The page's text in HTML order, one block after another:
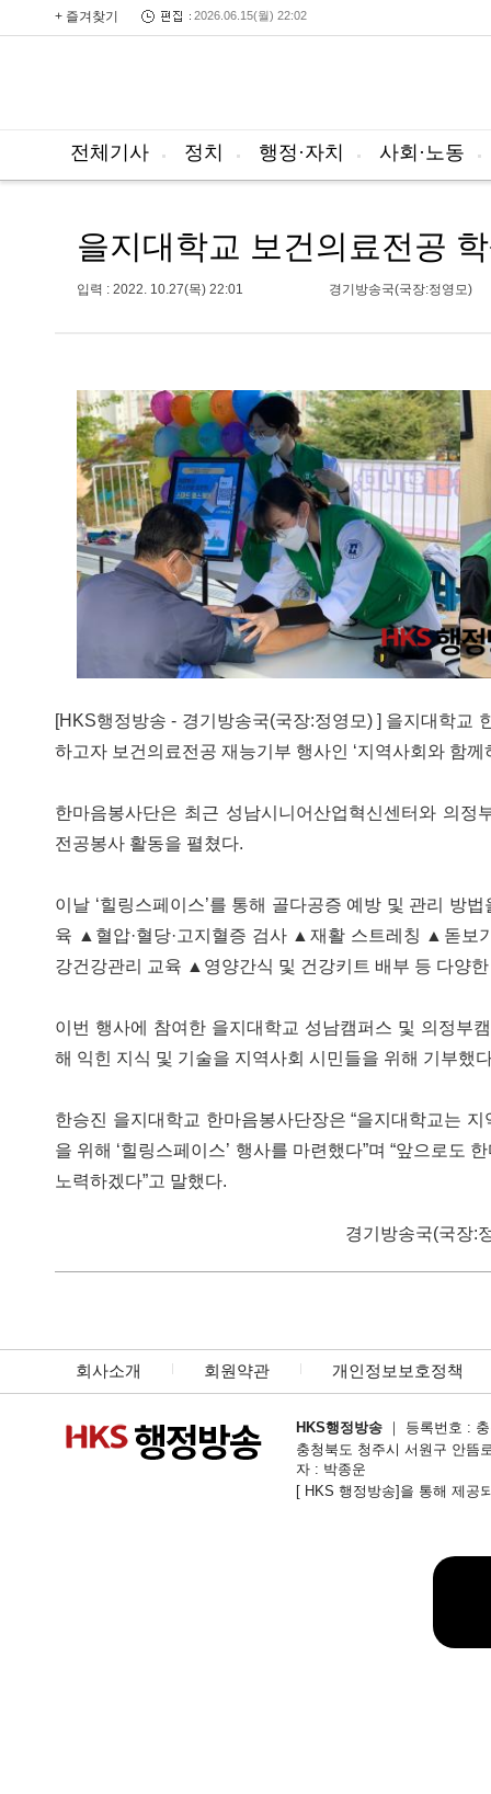
+ 즐겨찾기 2026.06.15(월) 22:02
전체기사 정치 행정·자치 사회·노동
을지대학교 보건의료전공
입력 : 2022. 10.27(목) 22:01 경기방송국(국장:정영모)
[HKS행정방송 - 경기방송국(국장:정영모) ] 을지대학교
하고자 보건의료전공 재능기부 행사인 ‘지역사회와 함
한마음봉사단은 최근 성남시니어산업혁신센터와 의
전공봉사 활동을 펼쳤다.
이날 ‘힐링스페이스’를 통해 골다공증 예방 및 관리
육 ▲혈압·혈당·고지혈증 검사 ▲재활 스트레칭 ▲돋
강건강관리 교육 ▲영양간식 및 건강키트 배부 등 다양
이번 행사에 참여한 을지대학교 성남캠퍼스 및 의정부
해 익힌 지식 및 기술을 지역사회 시민들을 위해 기부했
한승진 을지대학교 한마음봉사단장은 “을지대학교는
을 위해 ‘힐링스페이스’ 행사를 마련했다”며 “앞으로도
노력하겠다”고 말했다.
경기방송국(국장:
회사소개 회원약관 개인정보보호정책
HKS행정방송 ｜ 등록번호 :
충청북도 청주시 서원구 안뜸
자 : 박종운
[ HKS 행정방송]을 통해 제공